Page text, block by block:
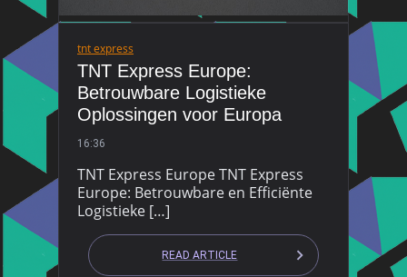
tnt express
TNT Express Europe:
Betrouwbare Logistieke
Oplossingen voor Europa
16:36
TNT Express Europe TNT Express
Europe: Betrouwbare en Efficiënte
Logistieke […]
READ ARTICLE